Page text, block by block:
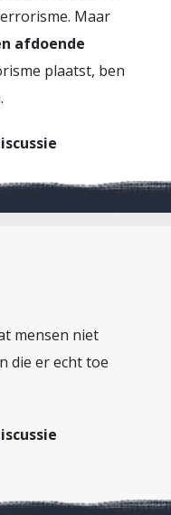
Maar
afdoende
plaatst, ben
mensen niet
die er echt toe